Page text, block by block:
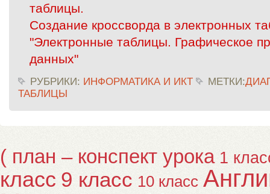
таблицы.
Создание кроссворда в электронных
"Электронные таблицы. Графическое
данных"
РУБРИКИ: ИНФОРМАТИКА И ИКТ МЕТКИ:
ТАБЛИЦЫ
( план – конспект урока 1
класс 9 класс 10 класс